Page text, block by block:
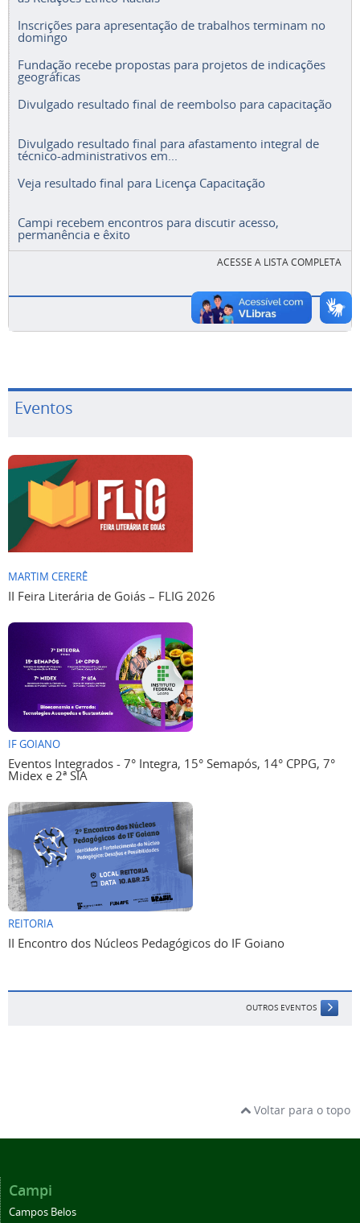
Inscrições para apresentação de trabalhos terminam no
domingo
Fundação recebe propostas para projetos de indicações
geográficas
Divulgado resultado final de reembolso para capacitação
Divulgado resultado final para afastamento integral de
técnico-administrativos em...
Veja resultado final para Licença Capacitação
Campi recebem encontros para discutir acesso,
permanência e êxito
ACESSE A LISTA COMPLETA
Eventos
MARTIM CERERÊ
II Feira Literária de Goiás – FLIG 2026
IF GOIANO
Eventos Integrados - 7° Integra, 15° Semapós, 14° CPPG, 7°
Midex e 2ª SIA
REITORIA
II Encontro dos Núcleos Pedagógicos do IF Goiano
OUTROS EVENTOS
Voltar para o topo
Campi
Campos Belos